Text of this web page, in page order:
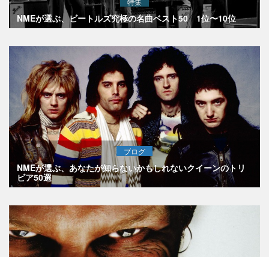
NMEが選ぶ、ビートルズ究極の名曲ベスト50 1位〜10位
ブログ
NMEが選ぶ、あなたが知らないかもしれないクイーンのトリ
ビア50選